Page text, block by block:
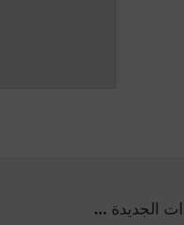
الجديدة ...